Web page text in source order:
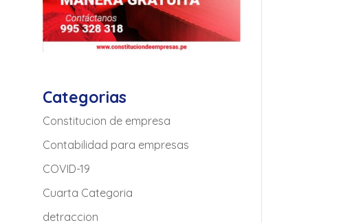
Categorias
Constitucion de empresa
Contabilidad para empresas
COVID-19
Cuarta Categoria
detraccion